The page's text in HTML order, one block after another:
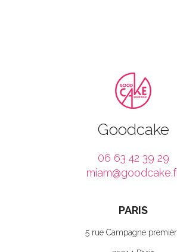
Goodcake
06 63 42 39 29
PARIS
5 rue Campagne